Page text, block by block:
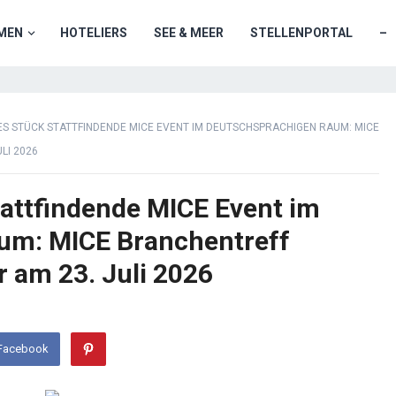
HOTELIERS SEE & MEER STELLENPORTAL –
STÜCK STATTFINDENDE MICE EVENT IM DEUTSCHSPRACHIGEN RAUM: MICE
2026
MICE Event im
MICE Branchentreff
am 23. Juli 2026